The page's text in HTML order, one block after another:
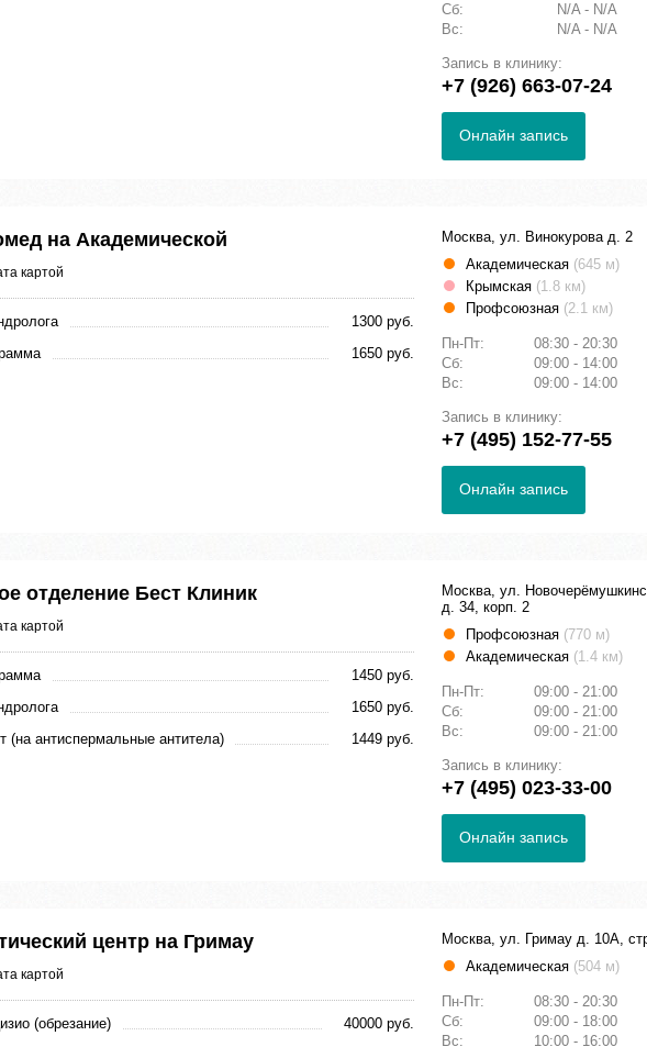
Сб:
N/A - N/A
Вс:
N/A - N/A
Запись в клинику:
+7 (926) 663-07-24
Онлайн запись
на Академической
картой
1300 руб.
1650 руб.
Москва, ул. Винокурова д. 2
Академическая (645 м)
Крымская (1.8 км)
Профсоюзная (2.1 км)
Пн-Пт:
08:30 - 20:30
Сб:
09:00 - 14:00
Вс:
09:00 - 14:00
Запись в клинику:
+7 (495) 152-77-55
Онлайн запись
отделение Бест Клиник
картой
1450 руб.
1650 руб.
(на антиспермальные антитела)
1449 руб.
Москва, ул.
д. 34, корп. 2
Профсоюзная (770 м)
Академическая (1.4 км)
Пн-Пт:
09:00 - 21:00
Сб:
09:00 - 21:00
Вс:
09:00 - 21:00
Запись в клинику:
+7 (495) 023-33-00
Онлайн запись
центр на Гримау
картой
(обрезание)
40000 руб.
Москва, ул. Гримау д. 10А,
Академическая (504 м)
Пн-Пт:
08:30 - 20:30
Сб:
09:00 - 18:00
Вс:
10:00 - 16:00